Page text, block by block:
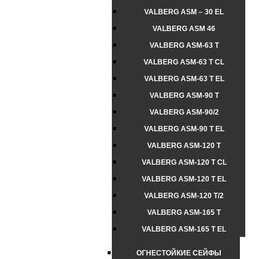
VALBERG ASM – 30 EL
VALBERG ASM 46
VALBERG ASM-63 T
VALBERG ASM-63 T CL
VALBERG ASM-63 T EL
VALBERG ASM-90 T
VALBERG ASM-90/2
VALBERG ASM-90 T EL
VALBERG ASM-120 T
VALBERG ASM-120 T CL
VALBERG ASM-120 T EL
VALBERG ASM-120 T/2
VALBERG ASM-165 T
VALBERG ASM-165 T EL
ОГНЕСТОЙКИЕ СЕЙФЫ